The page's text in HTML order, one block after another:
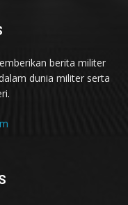
berita militer
dunia militer serta